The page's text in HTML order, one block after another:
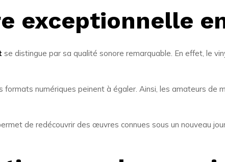
exceptionnelle
se distingue par sa qualité sonore remarquable. En effet, le
numériques peinent à égaler. Ainsi, les amateurs de
de redécouvrir des œuvres connues sous un nouveau